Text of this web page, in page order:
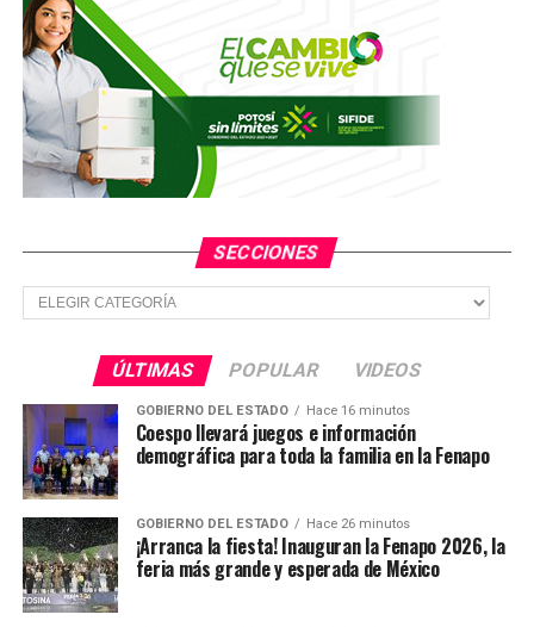
SECCIONES
Secciones
ÚLTIMAS POPULAR VIDEOS
GOBIERNO DEL ESTADO Hace 16 minutos
Coespo llevará juegos e información
demográfica para toda la familia en la Fenapo
GOBIERNO DEL ESTADO Hace 26 minutos
¡Arranca la fiesta! Inauguran la Fenapo 2026, la
feria más grande y esperada de México